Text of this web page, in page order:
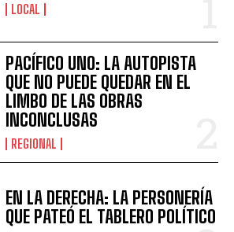
LOCAL
PACÍFICO UNO: LA AUTOPISTA
QUE NO PUEDE QUEDAR EN EL
LIMBO DE LAS OBRAS
INCONCLUSAS
REGIONAL
EN LA DERECHA: LA PERSONERÍA
QUE PATEÓ EL TABLERO POLÍTICO